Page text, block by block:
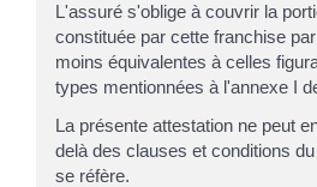
L'assuré s'oblige à couvrir la
constituée par cette franchise
moins équivalentes à celles
types mentionnées à l'annexe I
La présente attestation ne peut
delà des clauses et conditions
se réfère.